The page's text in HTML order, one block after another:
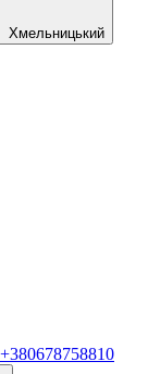
Хмельницький
+380678758810